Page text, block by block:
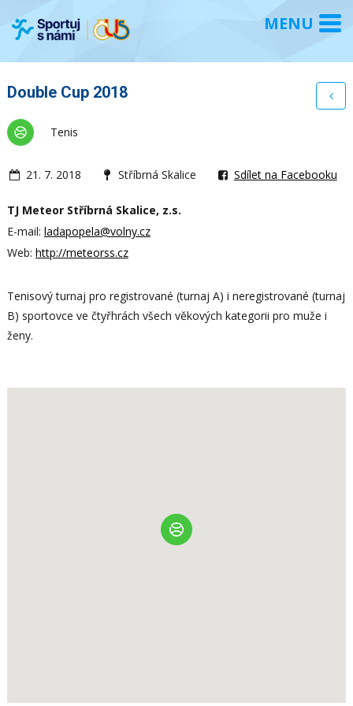
Double Cup 2018
Tenis
21. 7. 2018 Stříbrná Skalice Sdílet na Facebooku
TJ Meteor Stříbrná Skalice, z.s.
E-mail: ladapopela@volny.cz
Web: http://meteorss.cz
Tenisový turnaj pro registrované (turnaj A) i neregistrované (turnaj
B) sportovce ve čtyřhrách všech věkových kategorii pro muže i
ženy.